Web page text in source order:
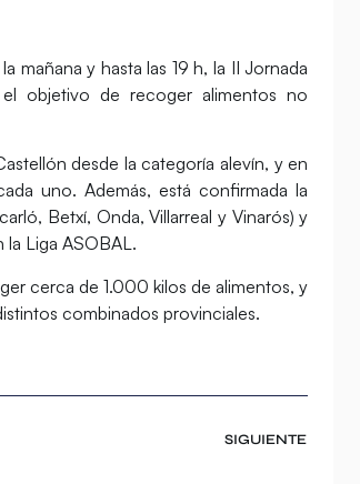
mañana y hasta las 19 h, la II Jornada
objetivo de recoger alimentos no
desde la categoría alevín, y en
uno. Además, está confirmada la
Betxí, Onda, Villarreal y Vinarós) y
Liga ASOBAL.
cerca de 1.000 kilos de alimentos, y
combinados provinciales.
SIGUIENTE